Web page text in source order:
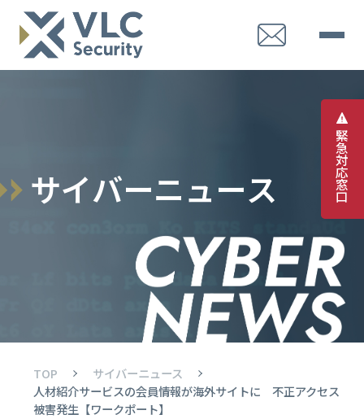
緊
急
対
応
窓
口
サイバーニュース
TOP
サイバーニュース
人材紹介サービスの会員情報が海外サイトに 不正アクセス
被害発生【ワークポート】